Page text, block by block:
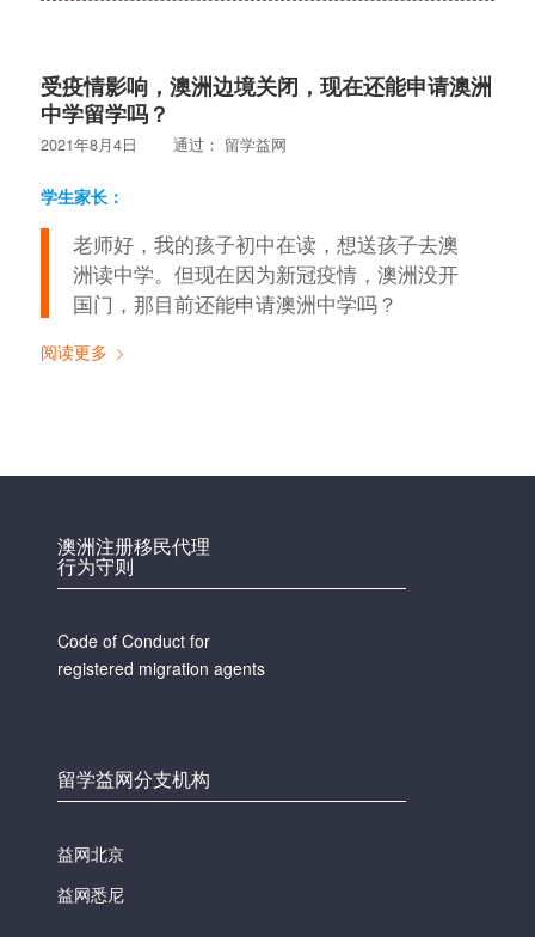
受疫情影响，澳洲边境关闭，现在还能申请澳洲
中学留学吗？
2021年8月4日 通过： 留学益网
学生家长：
老师好，我的孩子初中在读，想送孩子去澳
洲读中学。但现在因为新冠疫情，澳洲没开
国门，那目前还能申请澳洲中学吗？
阅读更多
澳洲注册移民代理
行为守则
Code of Conduct for
registered migration agents
留学益网分支机构
益网北京
益网悉尼